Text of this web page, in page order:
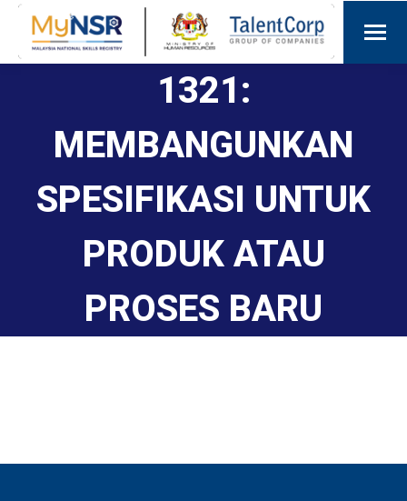
1321:
MEMBANGUNKAN
SPESIFIKASI UNTUK
PRODUK ATAU
PROSES BARU